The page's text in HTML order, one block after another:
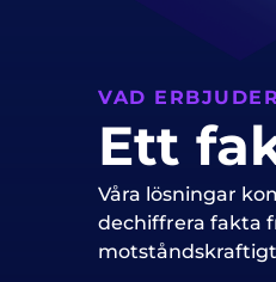
VAD
Ett
Våra lösningar
dechiffrera fakta